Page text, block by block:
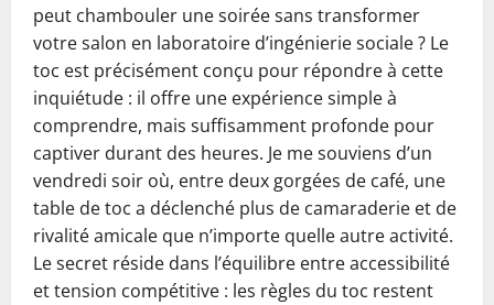
peut chambouler une soirée sans transformer
votre salon en laboratoire d’ingénierie sociale ? Le
toc est précisément conçu pour répondre à cette
inquiétude : il offre une expérience simple à
comprendre, mais suffisamment profonde pour
captiver durant des heures. Je me souviens d’un
vendredi soir où, entre deux gorgées de café, une
table de toc a déclenché plus de camaraderie et de
rivalité amicale que n’importe quelle autre activité.
Le secret réside dans l’équilibre entre accessibilité
et tension compétitive : les règles du toc restent